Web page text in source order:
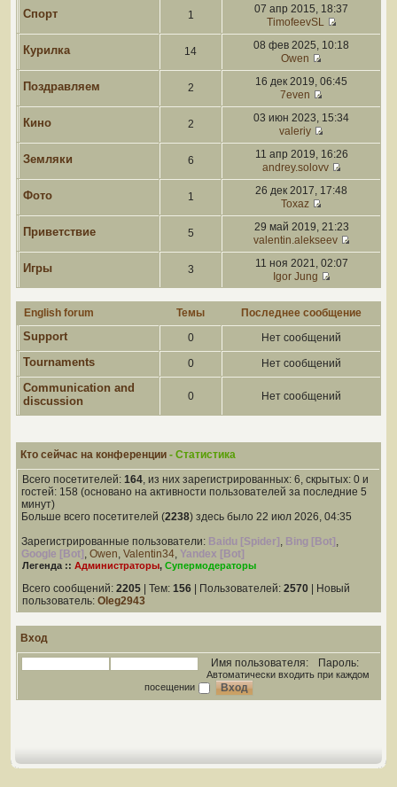
Спорт 1
07 апр 2015, 18:37
TimofeevSL
Курилка 14
08 фев 2025, 10:18
Owen
Поздравляем 2
16 дек 2019, 06:45
7even
Кино 2
03 июн 2023, 15:34
valeriy
Земляки 6
11 апр 2019, 16:26
andrey.solovv
Фото 1
26 дек 2017, 17:48
Toxaz
Приветствие 5
29 май 2019, 21:23
valentin.alekseev
Игры 3
11 ноя 2021, 02:07
Igor Jung
English forum Темы Последнее сообщение
Support 0 Нет сообщений
Tournaments 0 Нет сообщений
Communication and
discussion
0 Нет сообщений
Кто сейчас на конференции - Статистика
Всего посетителей: 164, из них зарегистрированных: 6, скрытых: 0 и
гостей: 158 (основано на активности пользователей за последние 5
минут)
Больше всего посетителей (2238) здесь было 22 июл 2026, 04:35
Зарегистрированные пользователи: Baidu [Spider] , Bing [Bot] ,
Google [Bot] , Owen, Valentin34, Yandex [Bot]
Легенда :: Администраторы, Супермодераторы
Всего сообщений: 2205 | Тем: 156 | Пользователей: 2570 | Новый
пользователь: Oleg2943
Вход
Имя пользователя:
Пароль:
Автоматически входить при каждом
посещении